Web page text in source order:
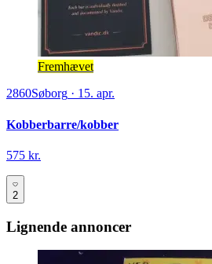
Fremhævet
2860Søborg · 15. apr.
Kobberbarre/kobber
575 kr.
2
Lignende annoncer